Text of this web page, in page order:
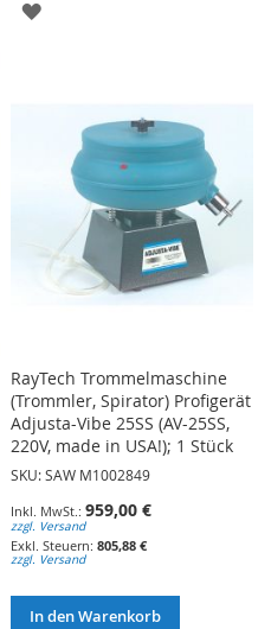
ZUR
RayTech Trommelmaschine
(Trommler, Spirator) Profigerät
Adjusta-Vibe 25SS (AV-25SS,
220V, made in USA!); 1 Stück
SKU: SAW M1002849
959,00 €
zzgl. Versand
805,88 €
zzgl. Versand
In den Warenkorb